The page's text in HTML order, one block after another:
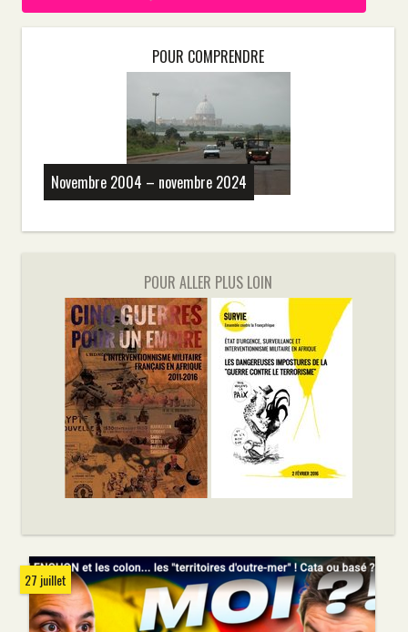
POUR COMPRENDRE
Novembre 2004 – novembre 2024
POUR ALLER PLUS LOIN
27 juillet